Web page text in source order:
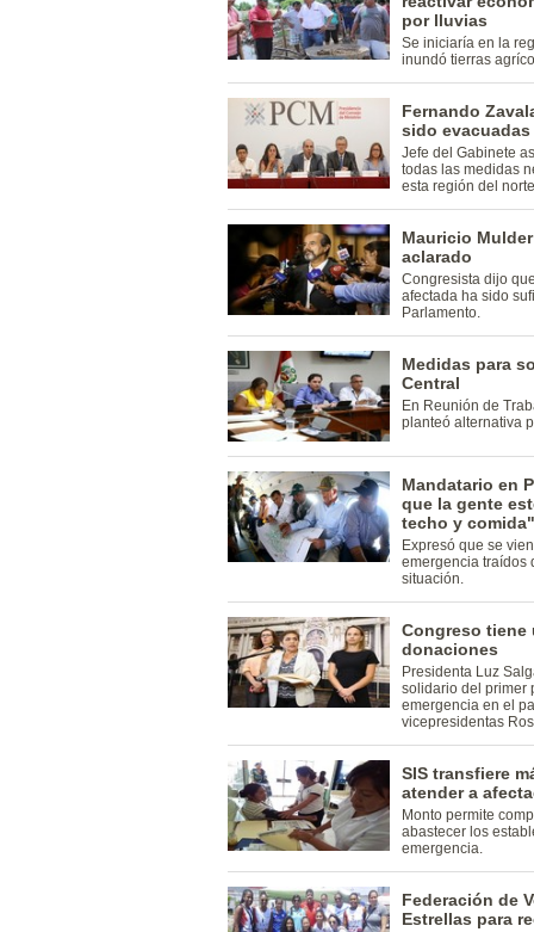
por lluvias
Se iniciaría en la
inundó tierras
Fernando
sido evacuadas
Jefe del Gabinete
todas las medidas
esta región del
Mauricio
aclarado
Congresista dijo
afectada ha sido
Parlamento.
Medidas para
Central
En Reunión de
planteó alternativa
Mandatario en
que la gente
techo y comida"
Expresó que se
emergencia traídos
situación.
Congreso tiene
donaciones
Presidenta Luz
solidario del primer
emergencia en el
vicepresidentas
SIS transfiere
atender a
Monto permite
abastecer los
emergencia.
Federación de
Estrellas para